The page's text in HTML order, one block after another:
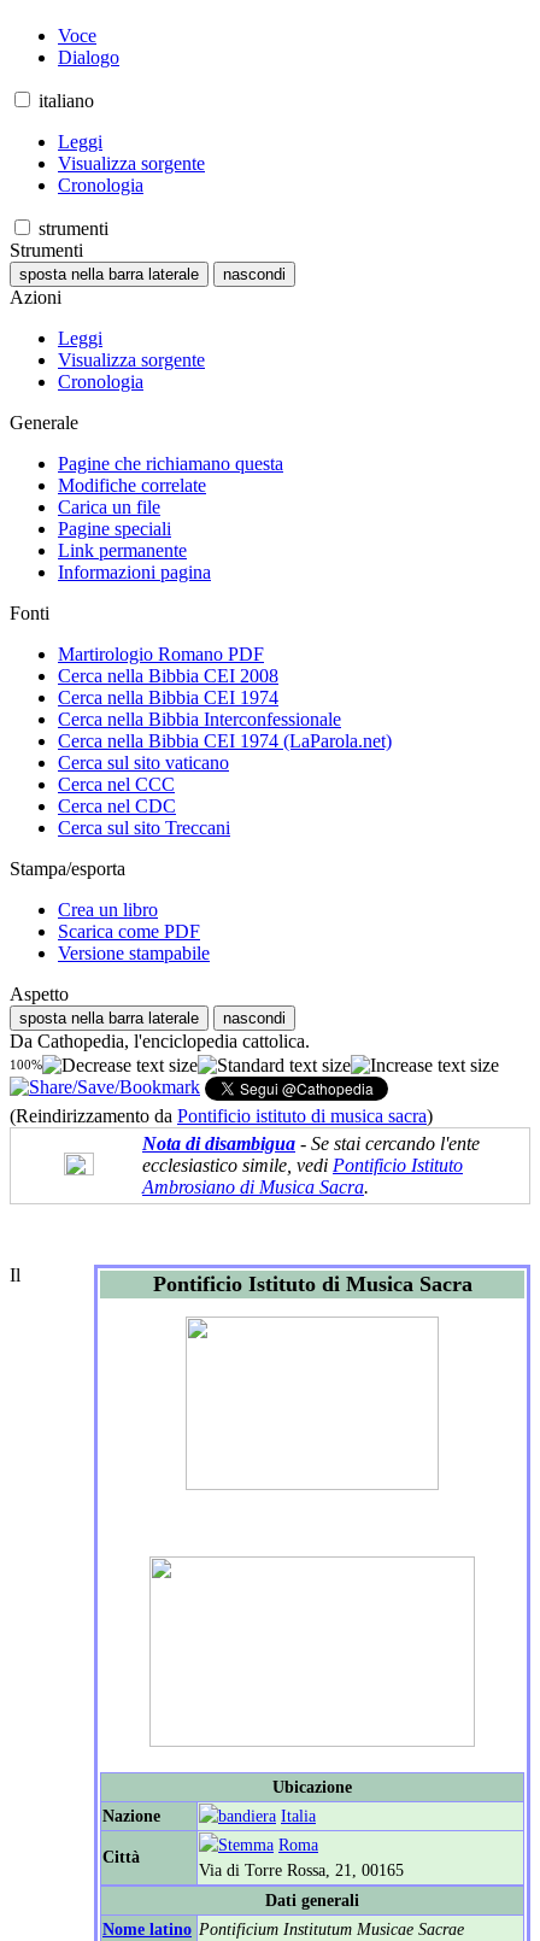
Voce
Dialogo
italiano
Leggi
Visualizza sorgente
Cronologia
strumenti
Strumenti
sposta nella barra laterale nascondi
Azioni
Leggi
Visualizza sorgente
Cronologia
Generale
Pagine che richiamano questa
Modifiche correlate
Carica un file
Pagine speciali
Link permanente
Informazioni pagina
Fonti
Martirologio Romano PDF
Cerca nella Bibbia CEI 2008
Cerca nella Bibbia CEI 1974
Cerca nella Bibbia Interconfessionale
Cerca nella Bibbia CEI 1974 (LaParola.net)
Cerca sul sito vaticano
Cerca nel CCC
Cerca nel CDC
Cerca sul sito Treccani
Stampa/esporta
Crea un libro
Scarica come PDF
Versione stampabile
Aspetto
sposta nella barra laterale nascondi
Da Cathopedia, l'enciclopedia cattolica.
100%
(Reindirizzamento da Pontificio istituto di musica sacra)
Nota di disambigua - Se stai cercando l'ente
ecclesiastico simile, vedi Pontificio Istituto
Ambrosiano di Musica Sacra.
Pontificio Istituto di Musica Sacra
Ubicazione
Nazione
Italia
Città
Roma
Via di Torre Rossa, 21, 00165
Dati generali
Nome latino Pontificium Institutum Musicae Sacrae
Il